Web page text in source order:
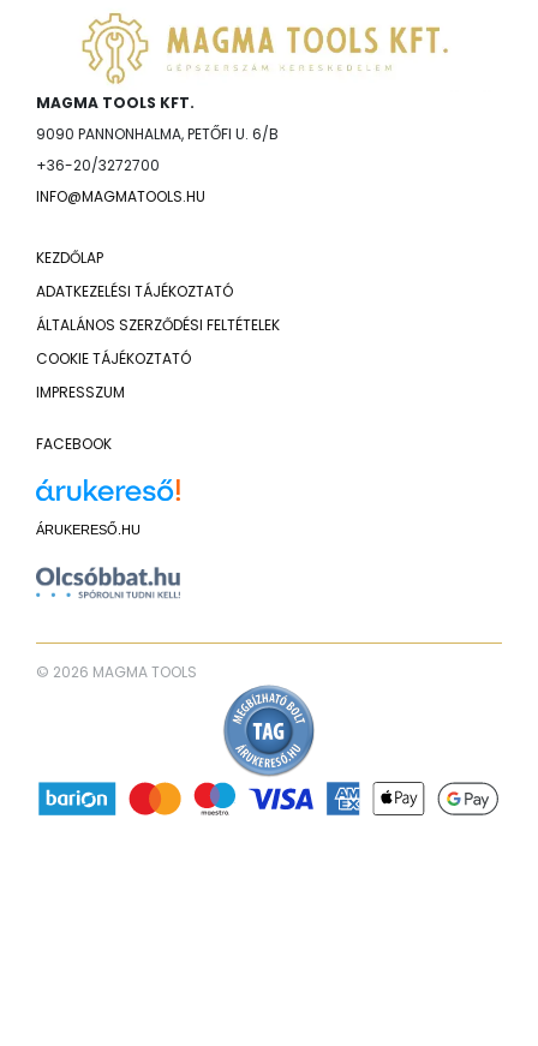
MAGMA TOOLS KFT.
9090 PANNONHALMA, PETŐFI U. 6/B
+36-20/3272700
INFO@MAGMATOOLS.HU
KEZDŐLAP
ADATKEZELÉSI TÁJÉKOZTATÓ
ÁLTALÁNOS SZERZŐDÉSI FELTÉTELEK
COOKIE TÁJÉKOZTATÓ
IMPRESSZUM
FACEBOOK
ÁRUKERESŐ.HU
© 2026 MAGMA TOOLS